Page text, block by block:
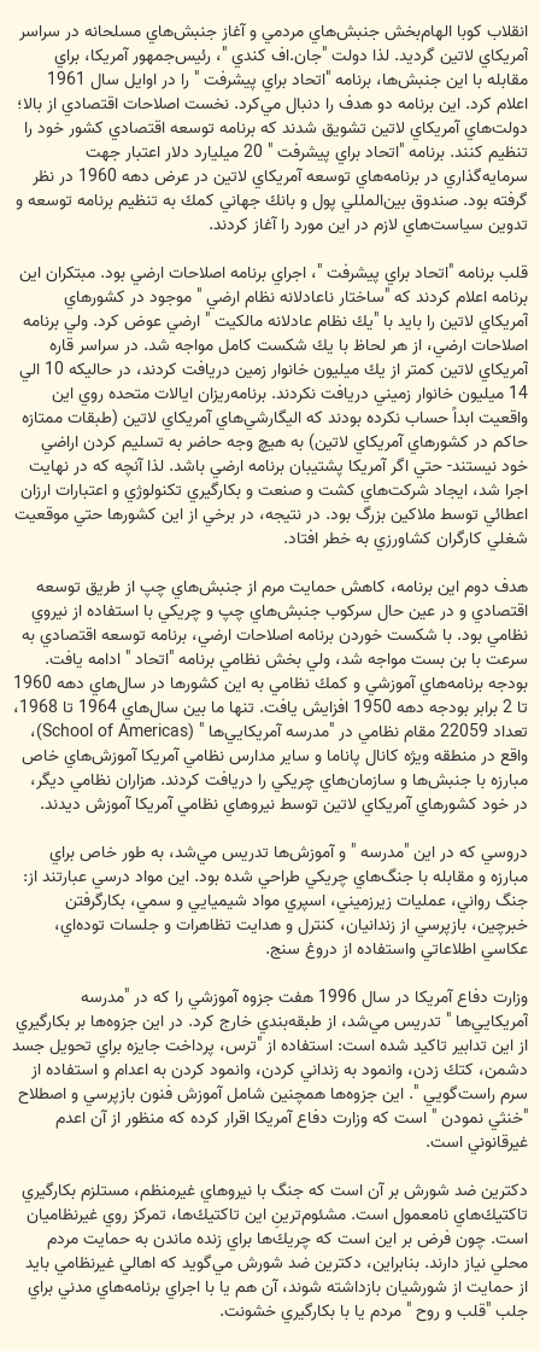
انقلاب كوبا الهام‌بخش جنبش‌هاي مردمي و آغاز جنبش‌هاي مسلحانه در سراسر
آمريكاي لاتين گرديد. لذا دولت‌ "جان.اف كندي "، رئيس‌جمهور آمريكا، براي
مقابله با اين جنبش‌ها، برنامه "اتحاد براي پيشرفت " را در اوايل سال 1961
اعلام كرد. اين برنامه دو هدف را دنبال مي‌كرد. نخست اصلاحات اقتصادي از بالا؛
‌دولت‌هاي آمريكاي لاتين تشويق شدند كه برنامه توسعه اقتصادي كشور خود را
تنظيم كنند. برنامه "اتحاد براي پيشرفت " 20 ميليارد دلار اعتبار جهت
سرمايه‌گذاري در برنامه‌هاي توسعه آمريكاي لاتين در عرض دهه 1960 در نظر
گرفته بود. صندوق بين‌المللي پول و بانك جهاني كمك به تنظيم برنامه توسعه و
تدوين سياست‌هاي لازم در اين مورد را آغاز كردند.
قلب برنامه "اتحاد براي پيشرفت "، اجراي برنامه اصلاحات ارضي بود. مبتكران اين
برنامه اعلام كردند كه "ساختار ناعادلانه نظام ارضي " موجود در كشورهاي
آمريكاي لاتين را بايد با "يك نظام عادلانه مالكيت " ارضي عوض كرد. ولي برنامه
اصلاحات ارضي، از هر لحاظ با يك شكست كامل مواجه شد. در سراسر قاره
آمريكاي لاتين كمتر از يك ميليون خانوار زمين دريافت كردند، در حاليكه 10 الي
14 ميليون خانوار زميني دريافت نكردند. برنامه‌ريزان ايالات متحده روي اين
واقعيت ابداً حساب نكرده بودند كه اليگارشي‌هاي آمريكاي لاتين (طبقات ممتازه
حاكم در كشورهاي آمريكاي لاتين) به هيچ وجه حاضر به تسليم كردن اراضي
خود نيستند- حتي اگر آمريكا پشتيبان برنامه ارضي باشد. لذا آنچه كه در نهايت
اجرا شد، ايجاد شركت‌هاي كشت و صنعت و بكارگيري تكنولوژي و اعتبارات ارزان
اعطائي توسط ملاكين بزرگ بود. در نتيجه، در برخي از اين كشورها حتي موقعيت
شغلي كارگران كشاورزي به خطر افتاد.
هدف دوم اين برنامه، كاهش حمايت مرم از جنبش‌هاي چپ از طريق توسعه
اقتصادي و در عين حال سركوب جنبش‌هاي چپ و چريكي با استفاده از نيروي
نظامي بود. با شكست خوردن برنامه اصلاحات ارضي، برنامه توسعه اقتصادي به
سرعت با بن بست مواجه شد، ولي بخش نظامي برنامه "اتحاد " ادامه يافت.
بودجه برنامه‌هاي آموزشي و كمك نظامي به اين كشورها در سال‌هاي دهه 1960
تا 2 برابر بودجه دهه 1950 افزايش يافت. تنها ما بين سال‌هاي 1964 تا 1968،
تعداد 22059 مقام نظامي در "مدرسه آمريكا‌يي‌ها " (School of Americas)،
واقع در منطقه ويژه كانال پاناما و ساير مدارس نظامي آمريكا آموزش‌هاي خاص
مبارزه با جنبش‌ها و سازمان‌هاي چريكي را دريافت كردند. هزاران نظامي ديگر،
در خود كشورهاي آمريكاي لاتين توسط نيروهاي نظامي آمريكا آموزش ديدند.
دروسي كه در اين "مدرسه " و آموزش‌ها تدريس مي‌شد، به طور خاص براي
مبارزه و مقابله با جنگ‌هاي چريكي طراحي شده بود. اين مواد درسي عبارتند از:
جنگ رواني، عمليات زيرزميني، اسپري مواد شيميايي و سمي، بكارگرفتن
خبرچين، بازپرسي از زندانيان، كنترل و هدايت تظاهرات و جلسات توده‌اي،
عكاسي اطلاعاتي واستفاده از دروغ سنج.
وزارت دفاع آمريكا در سال 1996 هفت جزوه آموزشي را كه در "مدرسه
آمريكا‌يي‌ها " تدريس مي‌شد، از طبقه‌بندي خارج كرد. در اين جزوه‌ها بر بكارگيري
از اين تدابير تاكيد شده است: استفاده از "ترس، ‌پرداخت جايزه براي تحويل جسد
دشمن، كتك زدن، وانمود به زنداني كردن، ‌وانمود كردن به اعدام و استفاده از
سرم راست‌گويي ". اين جزوه‌ها همچنين شامل آموزش فنون بازپرسي و اصطلاح
"خنثي نمودن " است كه وزارت دفاع آمريكا اقرار كرده كه منظور از آن اعدم
غيرقانوني است.
دكترين ضد شورش بر آن است كه جنگ با نيروهاي غيرمنظم، مستلزم بكارگيري
تاكتيك‌هاي نامعمول است. مشئوم‌ترينِ اين تاكتيك‌ها، تمركز روي غيرنظاميان
است. چون فرض بر اين است كه چريك‌ها براي زنده ماندن به حمايت مردم
محلي نياز دارند. بنابراين، دكترين ضد شورش مي‌گويد كه اهالي غيرنظامي بايد
از حمايت از شورشيان بازداشته شوند، آن هم يا با اجراي برنامه‌هاي مدني براي
جلب "قلب و روح " مردم يا با بكارگيري خشونت.